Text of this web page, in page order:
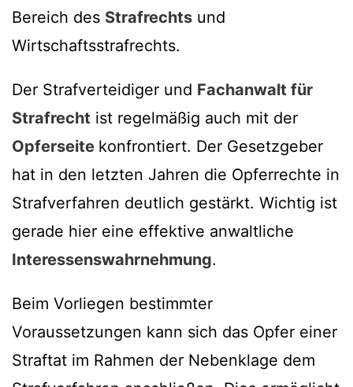
Bereich des Strafrechts und
Wirtschaftsstrafrechts.
Der Strafverteidiger und Fachanwalt für
Strafrecht ist regelmäßig auch mit der
Opferseite konfrontiert. Der Gesetzgeber
hat in den letzten Jahren die Opferrechte in
Strafverfahren deutlich gestärkt. Wichtig ist
gerade hier eine effektive anwaltliche
Interessenswahrnehmung.
Beim Vorliegen bestimmter
Voraussetzungen kann sich das Opfer einer
Straftat im Rahmen der Nebenklage dem